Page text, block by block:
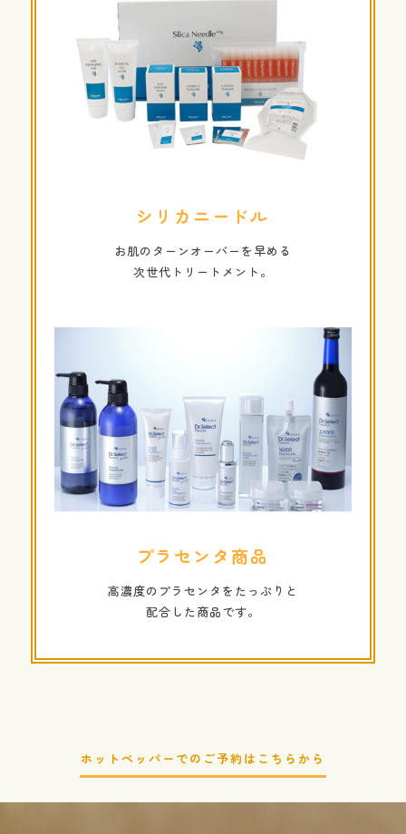
シリカニードル
お肌のターンオーバーを早める
次世代トリートメント。
プラセンタ商品
高濃度のプラセンタをたっぷりと
配合した商品です。
ホットペッパーでのご予約はこちらから